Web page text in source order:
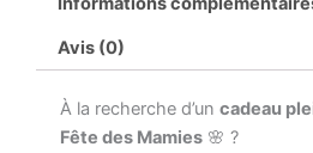
Avis (0)
À la recherche d’un cadeau
Fête des Mamies 🌸 ?